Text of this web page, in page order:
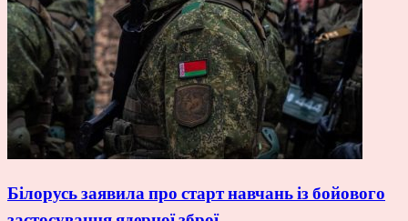
Білорусь заявила про старт навчань із бойового